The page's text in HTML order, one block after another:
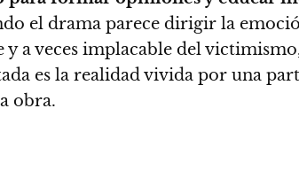
el drama parece dirigir la
a veces implacable del
es la realidad vivida por una
obra.